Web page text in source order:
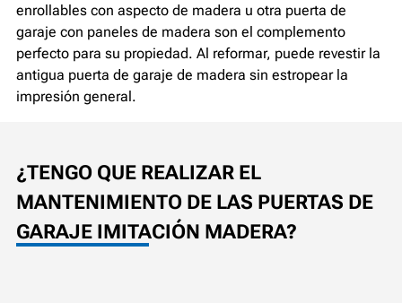
enrollables con aspecto de madera u otra puerta de
garaje con paneles de madera son el complemento
perfecto para su propiedad. Al reformar, puede revestir la
antigua puerta de garaje de madera sin estropear la
impresión general.
¿TENGO QUE REALIZAR EL
MANTENIMIENTO DE LAS PUERTAS DE
GARAJE IMITACIÓN MADERA?